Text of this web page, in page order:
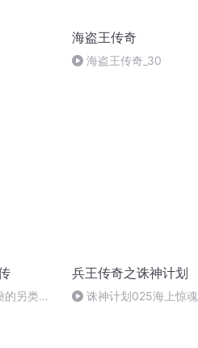
海盗王传奇
海盗王传奇_30
另类人
兵王传奇之诛神计划
诛神计划025海上惊魂